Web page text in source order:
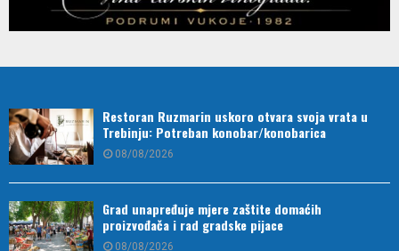
Restoran Ruzmarin uskoro otvara svoja vrata u
Trebinju: Potreban konobar/konobarica
08/08/2026
Grad unapređuje mjere zaštite domaćih
proizvođača i rad gradske pijace
08/08/2026